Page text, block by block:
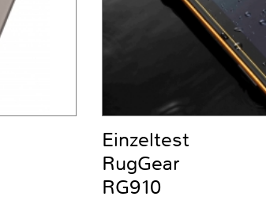
Einzeltest
RugGear
RG910